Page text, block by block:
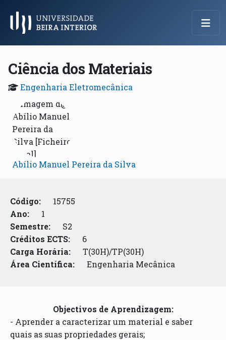
Menu Principal
Ciência dos Materiais
Engenharia Eletromecânica
Abílio Manuel Pereira da Silva
Código:
15755
Ano:
1
Semestre:
S2
Créditos ECTS:
6
Carga Horária:
T(30H)/TP(30H)
Área Científica:
Engenharia Mecânica
Objectivos de Aprendizagem:
- Aprender a caracterizar um material e saber
quais as suas propriedades gerais;